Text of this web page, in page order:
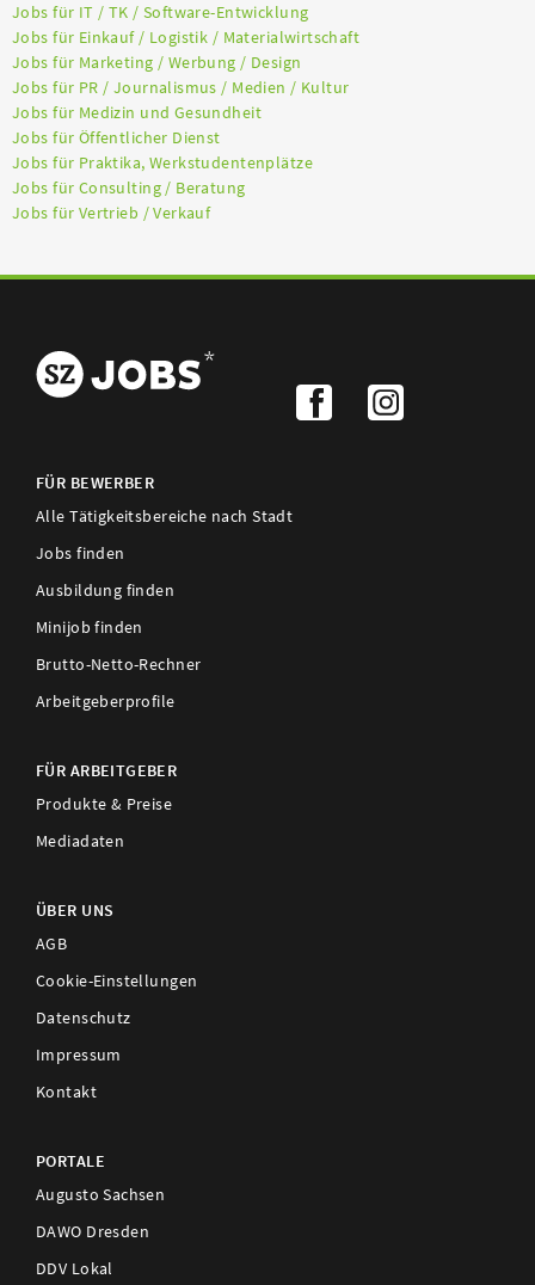
Jobs für IT / TK / Software-Entwicklung
Jobs für Einkauf / Logistik / Materialwirtschaft
Jobs für Marketing / Werbung / Design
Jobs für PR / Journalismus / Medien / Kultur
Jobs für Medizin und Gesundheit
Jobs für Öffentlicher Dienst
Jobs für Praktika, Werkstudentenplätze
Jobs für Consulting / Beratung
Jobs für Vertrieb / Verkauf
FÜR BEWERBER
Alle Tätigkeitsbereiche nach Stadt
Jobs finden
Ausbildung finden
Minijob finden
Brutto-Netto-Rechner
Arbeitgeberprofile
FÜR ARBEITGEBER
Produkte & Preise
Mediadaten
ÜBER UNS
AGB
Cookie-Einstellungen
Datenschutz
Impressum
Kontakt
PORTALE
Augusto Sachsen
DAWO Dresden
DDV Lokal